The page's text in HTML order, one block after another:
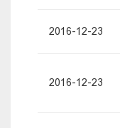
2016-12-23
2016-12-23